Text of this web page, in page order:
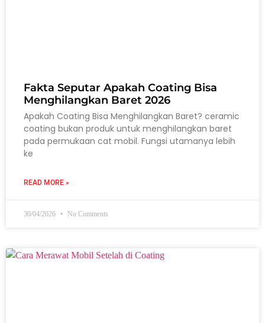
Fakta Seputar Apakah Coating Bisa
Menghilangkan Baret 2026
Apakah Coating Bisa Menghilangkan Baret? ceramic
coating bukan produk untuk menghilangkan baret
pada permukaan cat mobil. Fungsi utamanya lebih
ke
READ MORE »
30/04/2026 No Comments